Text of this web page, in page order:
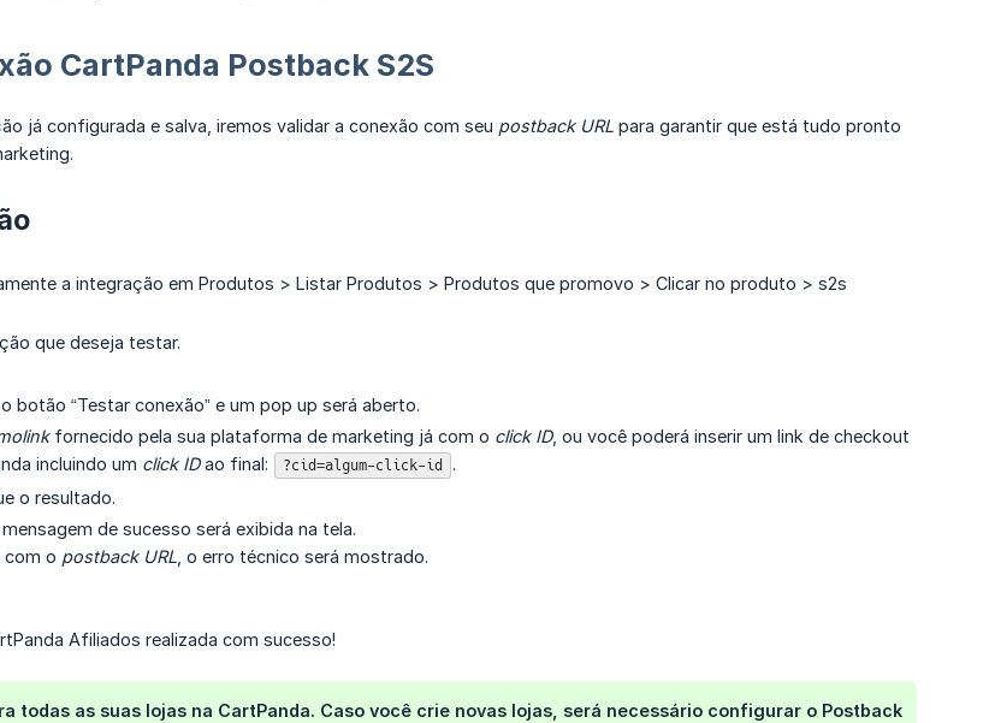
CartPanda Postback S2S
já configurada e salva, iremos validar a conexão com seu postback URL para garantir que está tudo pronto
a integração em Produtos > Listar Produtos > Produtos que promovo > Clicar no produto > s2s
que deseja testar.
botão “Testar conexão” e um pop up será aberto.
fornecido pela sua plataforma de marketing já com o click ID, ou você poderá inserir um link de checkout
incluindo um click IDao final: ?cid=algum-click-id
.
o resultado.
de sucesso será exibida na tela.
com o postback URL , o erro técnico será mostrado.
Afiliados realizada com sucesso!
todas as suas lojas na CartPanda. Caso você crie novas lojas, será necessário configurar o Postback